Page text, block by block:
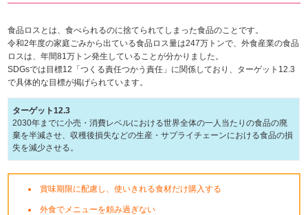
食品ロスとは、食べられるのに捨てられてしまった食品のことです。
令和2年度の家庭ごみから出ている食品ロス量は247万トンで、外食産業の食品
ロスは、年間81万トン発生していることが分かりました。
SDGsでは目標12「つくる責任つかう責任」に関係しており、ターゲット12.3
で具体的な目標が掲げられています。
ターゲット12.3
2030年までに小売・消費レベルにおける世界全体の一人当たりの食品の廃
棄を半減させ、収穫後損失などの生産・サプライチェーンにおける食品の損
失を減少させる。
賞味期限に配慮し、使いきれる食材だけ購入する
外食でメニューを頼み過ぎない